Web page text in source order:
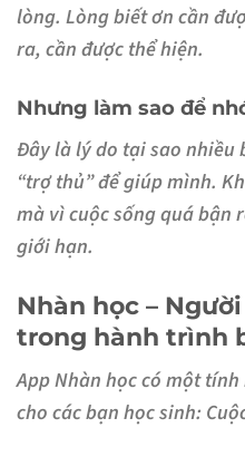
lòng. Lòng biết ơn cần
ra, cần được thể hiện.
Nhưng làm sao để
Đây là lý do tại sao nhiều
“trợ thủ” để giúp mình.
mà vì cuộc sống quá bận
giới hạn.
Nhàn học –
trong hành trình
AppNhàn họccó một
cho các bạn học sinh: